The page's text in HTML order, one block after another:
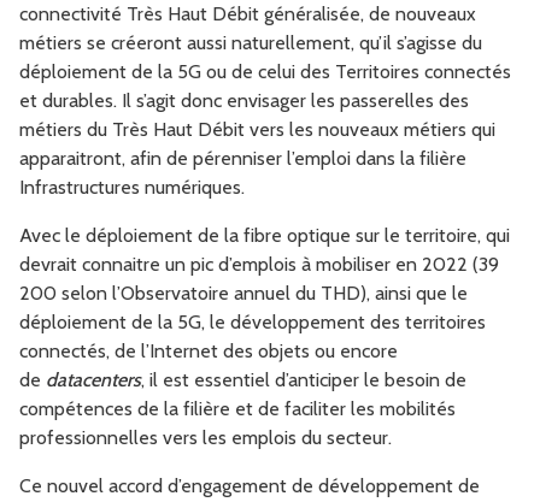
connectivité Très Haut Débit généralisée, de nouveaux
métiers se créeront aussi naturellement, qu’il s’agisse du
déploiement de la 5G ou de celui des Territoires connectés
et durables. Il s’agit donc envisager les passerelles des
métiers du Très Haut Débit vers les nouveaux métiers qui
apparaitront, afin de pérenniser l’emploi dans la filière
Infrastructures numériques.
Avec le déploiement de la fibre optique sur le territoire, qui
devrait connaitre un pic d’emplois à mobiliser en 2022 (39
200 selon l’Observatoire annuel du THD), ainsi que le
déploiement de la 5G, le développement des territoires
connectés, de l’Internet des objets ou encore
de datacenters, il est essentiel d’anticiper le besoin de
compétences de la filière et de faciliter les mobilités
professionnelles vers les emplois du secteur.
Ce nouvel accord d’engagement de développement de